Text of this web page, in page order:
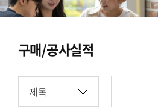
구매/공사실적